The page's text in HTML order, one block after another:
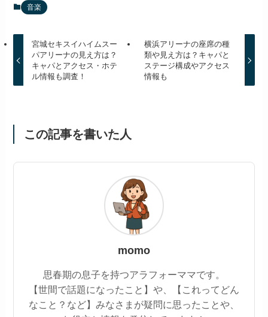
音楽
宮城セキスイハイムスー
パアリーナの見え方は？
キャパとアクセス・ホテ
ル情報も調査！
横浜アリーナの座席の種
類や見え方は？キャパと
ステージ構成やアクセス
情報も
この記事を書いた人
momo
思春期の息子を持つアラフォーママです。
【世間で話題になったこと】や、【これってどん
なこと？など】みなさまが疑問に思ったことや、